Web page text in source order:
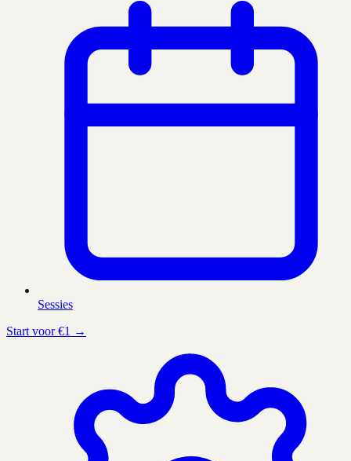
Sessies
Start voor €1 →